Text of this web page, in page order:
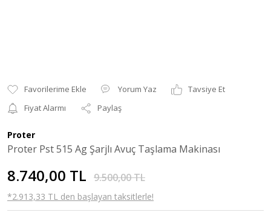
Yorum Yaz
Tavsiye Et
Fiyat Alarmı
Paylaş
Proter
Proter Pst 515 Ag Şarjlı Avuç Taşlama Makinası
8.740,00 TL 9.500,00 TL
*2.913,33 TL den başlayan taksitlerle!